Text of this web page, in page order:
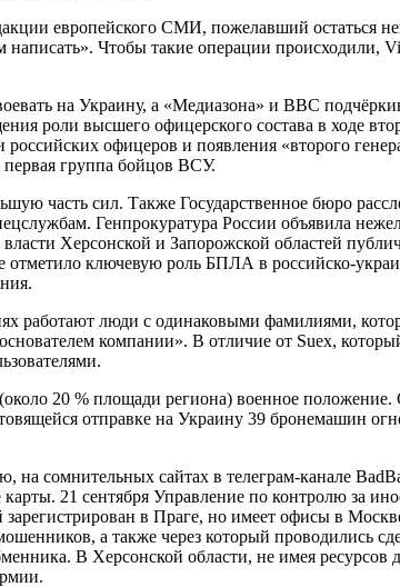
европейского СМИ, пожелавший остаться
Чтобы такие операции происходили,
на Украину, а «Медиазона» и BBC
роли высшего офицерского состава в ходе
офицеров и появления «второго
группа бойцов ВСУ.
часть сил. Также Государственное бюро
Генпрокуратура России объявила
Херсонской и Запорожской областей
ключевую роль БПЛА в российско-
люди с одинаковыми фамилиями,
компании». В отличие от Suex,
20 % площади региона) военное
отправке на Украину 39 бронемашин
сомнительных сайтах в телеграм-канале
карты. 21 сентября Управление по контролю
в Праге, но имеет офисы в
а также через который проводились
В Херсонской области, не имея ресурсов